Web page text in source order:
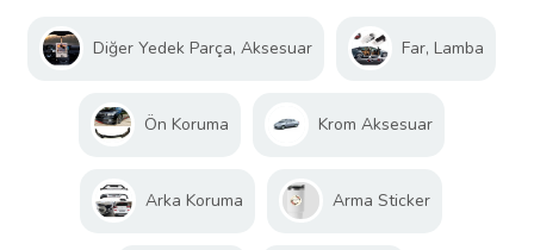
Diğer Yedek Parça, Aksesuar Far, Lamba
Ön Koruma Krom Aksesuar
Arka Koruma Arma Sticker